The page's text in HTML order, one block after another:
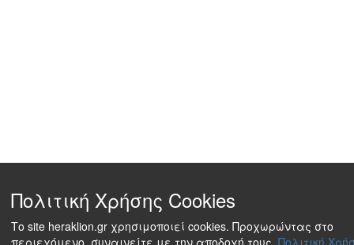
Πολιτική Χρήσης Cookies
Το site heraklion.gr χρησιμοποιεί cookies. Προχωρώντας στο
περιεχόμενο, συναινείτε με την αποδοχή τους. Πολιτική